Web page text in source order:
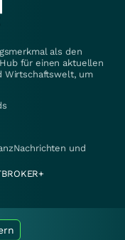
als den
für einen aktuellen
Wirtschaftswelt, um
und